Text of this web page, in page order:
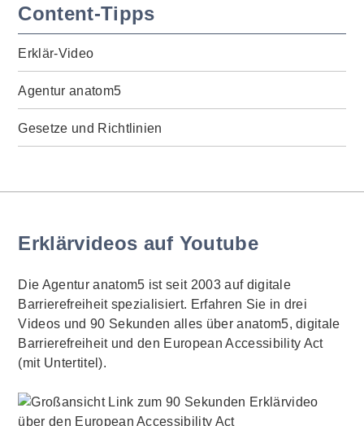
Content-Tipps
Erklär-Video
Agentur anatom5
Gesetze und Richtlinien
Erklärvideos auf Youtube
Die Agentur anatom5 ist seit 2003 auf digitale
Barrierefreiheit spezialisiert. Erfahren Sie in drei
Videos und 90 Sekunden alles über anatom5, digitale
Barrierefreiheit und den European Accessibility Act
(mit Untertitel).